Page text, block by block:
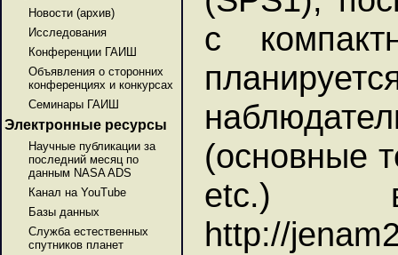
Новости (архив)
Исследования
Конференции ГАИШ
Объявления о сторонних
конференциях и конкурсах
Семинары ГАИШ
Электронные ресурсы
Научные публикации за
последний месяц по
данным NASA ADS
Канал на YouTube
Базы данных
Служба естественных
спутников планет
с
(основные
etc.)
http://